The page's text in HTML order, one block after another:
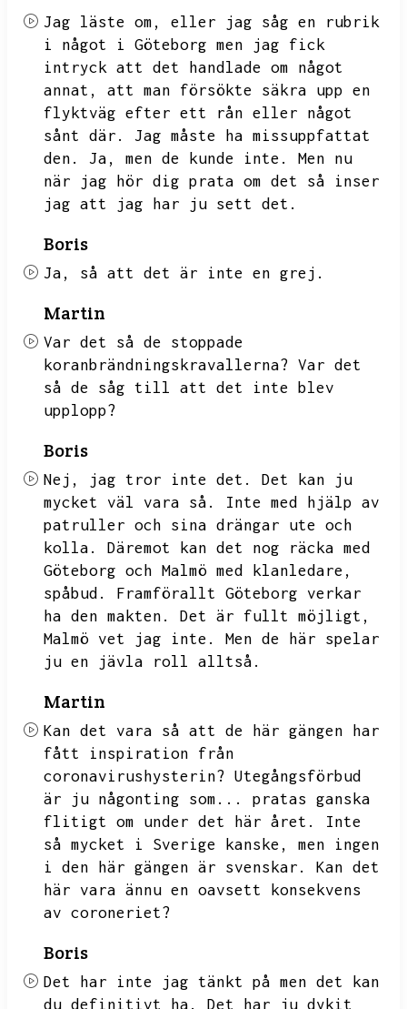
Jag läste om,
eller jag såg en rubrik
i något i Göteborg men jag fick
intryck att det handlade om något
annat,
att man försökte säkra upp en
flyktväg efter ett rån eller något
sånt där.
Jag måste ha missuppfattat
den.
Ja, men de kunde inte.
Men nu
när jag hör dig prata om det så inser
jag att jag har ju sett det.
Boris
Ja, så att det är inte en grej.
Martin
Var det så de stoppade
koranbrändningskravallerna? Var det
så de såg till att det inte blev
upplopp?
Boris
Nej, jag tror inte det.
Det kan ju
mycket väl vara så.
Inte med hjälp av
patruller och sina drängar ute och
kolla.
Däremot kan det nog räcka med
Göteborg och Malmö med klanledare,
spåbud.
Framförallt Göteborg verkar
ha den makten.
Det är fullt möjligt,
Malmö vet jag inte.
Men de här spelar
ju en jävla roll alltså.
Martin
Kan det vara så att de här gängen har
fått inspiration från
coronavirushysterin? Utegångsförbud
är ju någonting som...
pratas ganska
flitigt om under det här året.
Inte
så mycket i Sverige kanske,
men ingen
i den här gängen är svenskar.
Kan det
här vara ännu en oavsett konsekvens
av coroneriet?
Boris
Det har inte jag tänkt på men det kan
du definitivt ha.
Det har ju dykit